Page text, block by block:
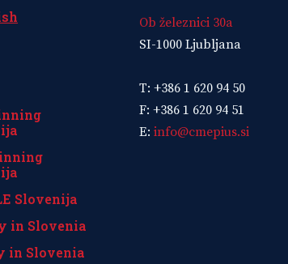
Slovenija
in Slovenia
in Slovenia
Ob železnici 30a
SI-1000 Ljubljana
T: +386 1 620 94 50
F: +386 1 620 94 51
E: info@cmepius.si